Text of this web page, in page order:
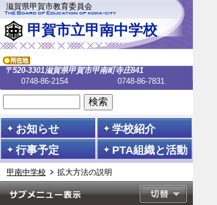
滋賀県甲賀市教育委員会
甲賀市立甲南中学校
〒520-3301滋賀県甲賀市甲南町寺庄841
0748-86-2154
0748-86-7831
お知らせ
学校紹介
行事予定
PTA組織と活動
甲南中学校 拡大方法の説明